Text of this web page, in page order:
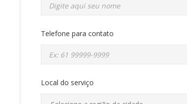
Telefone para contato
Local do serviço